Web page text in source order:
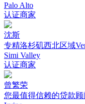
Palo Alto
认证商家
沈斯
专精洛杉矶西北区域
Simi Valley
认证商家
曾繁荣
您最值得信赖的贷款顾